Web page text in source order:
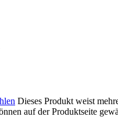
Dieses Produkt weist
auf der Produktseite